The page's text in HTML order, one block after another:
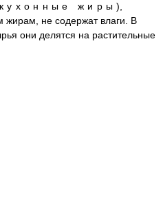
кухонные жиры),
не содержат влаги. В
они делятся на растительные